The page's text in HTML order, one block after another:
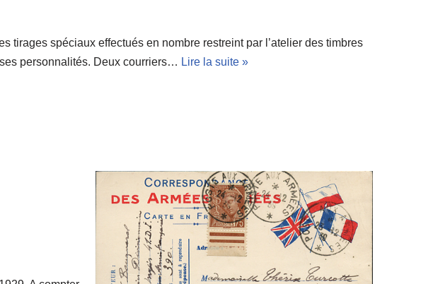
tirages spéciaux effectués en nombre restreint par l’atelier des timbres
personnalités. Deux courriers… Lire la suite »